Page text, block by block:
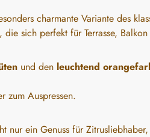
charmante Variante des
sich perfekt für Terrasse,
und den leuchtend
zum Auspressen.
ein Genuss für